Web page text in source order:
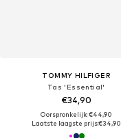
TOMMY HILFIGER
Tas 'Essential'
€34,90
Oorspronkelijk: €44,90
Laatste laagste prijs:€34,90